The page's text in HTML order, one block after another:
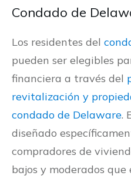
Condado de
Los residentes del
pueden ser elegibles
financiera a través del
revitalización y
condado de Delaware.
diseñado
compradores de
bajos y moderados